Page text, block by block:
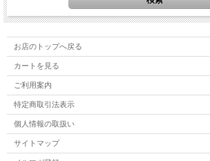
お店のトップへ戻る
カートを見る
ご利用案内
特定商取引法表示
個人情報の取扱い
サイトマップ